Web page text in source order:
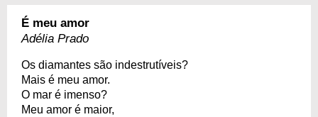
É meu amor
Adélia Prado
Os diamantes são indestrutíveis?
Mais é meu amor.
O mar é imenso?
Meu amor é maior,